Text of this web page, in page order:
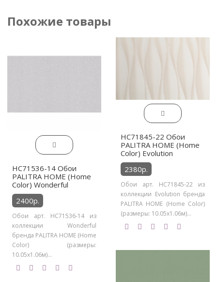
Похожие товары
HC71536-14 Обои
PALITRA HOME (Home
Color) Wonderful
2400р.
Обои арт. HC71536-14 из
коллекции Wonderful
бренда PALITRA HOME (Home
Color) (размеры:
10.05х1.06м)...
HC71845-22 Обои
PALITRA HOME (Home
Color) Evolution
2380р.
Обои арт. HC71845-22 из
коллекции Evolution бренда
PALITRA HOME (Home Color)
(размеры: 10.05х1.06м)...